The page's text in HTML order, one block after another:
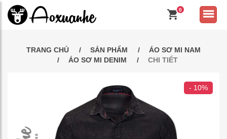
0
TRANG CHỦ SẢN PHẨM
ÁO SƠ MI NAM
ÁO SƠ MI DENIM
CHI TIẾT
- 10%